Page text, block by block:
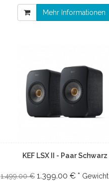
Mehr Informationen
KEF LSX II - Paar Schwarz
1.499.00 € 1.399.00 € * Gewicht